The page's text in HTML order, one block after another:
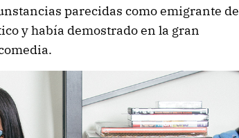
parecidas como emigrante de
y había demostrado en la gran